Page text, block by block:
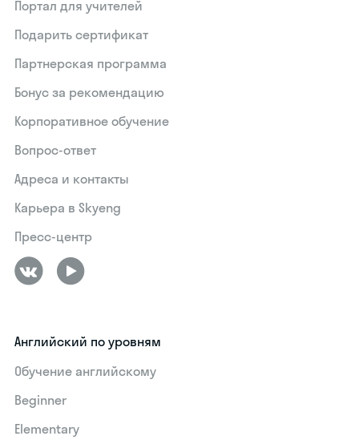
Портал для учителей
Подарить сертификат
Партнерская программа
Бонус за рекомендацию
Корпоративное обучение
Вопрос-ответ
Адреса и контакты
Карьера в Skyeng
Пресс-центр
Английский по уровням
Обучение английскому
Beginner
Elementary